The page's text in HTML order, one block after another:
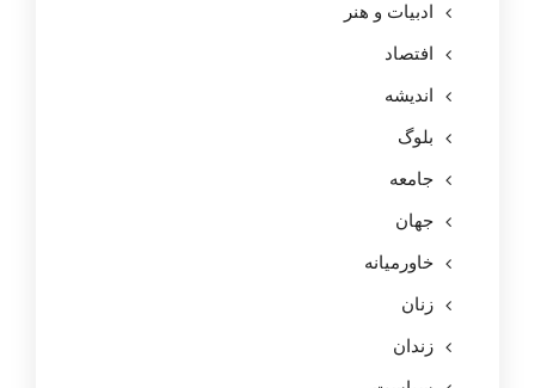
ادبیات و هنر
افتصاد
اندیشه
بلوگ
جامعه
جهان
خاورمیانه
زنان
زندان